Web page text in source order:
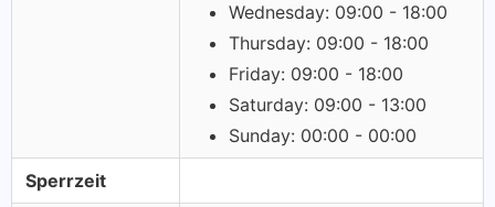
Wednesday: 09:00 - 18:00
Thursday: 09:00 - 18:00
Friday: 09:00 - 18:00
Saturday: 09:00 - 13:00
Sunday: 00:00 - 00:00
Sperrzeit